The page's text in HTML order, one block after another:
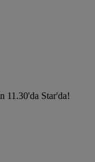
11.30'da Star'da!